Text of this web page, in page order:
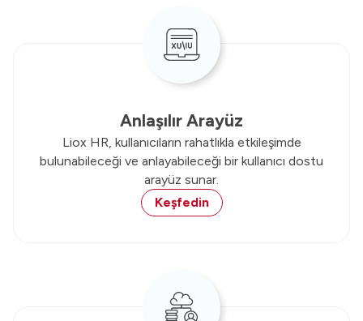
Anlaşılır Arayüz
Liox HR, kullanıcıların rahatlıkla etkileşimde
bulunabileceği ve anlayabileceği bir kullanıcı dostu
arayüz sunar.
Keşfedin